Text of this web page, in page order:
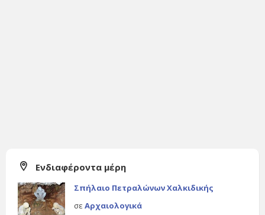
Ενδιαφέροντα μέρη
Σπήλαιο Πετραλώνων Χαλκιδικής
σε Αρχαιολογικά